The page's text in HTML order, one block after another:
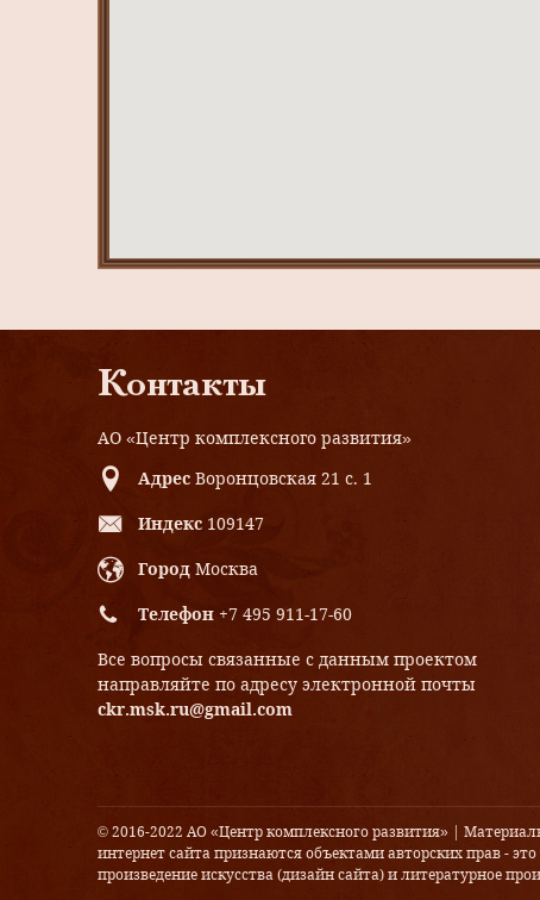
Контакты
АО «Центр комплексного развития»
Адрес Воронцовская 21 с. 1
Индекс 109147
Город Москва
Телефон +7 495 911-17-60
Все вопросы связанные с данным проектом
направляйте по адресу электронной почты
ckr.msk.ru@gmail.com
© 2016-2022 АО «Центр комплексного развития» |
интернет сайта признаются объектами авторских прав -
произведение искусства (дизайн сайта) и литературное